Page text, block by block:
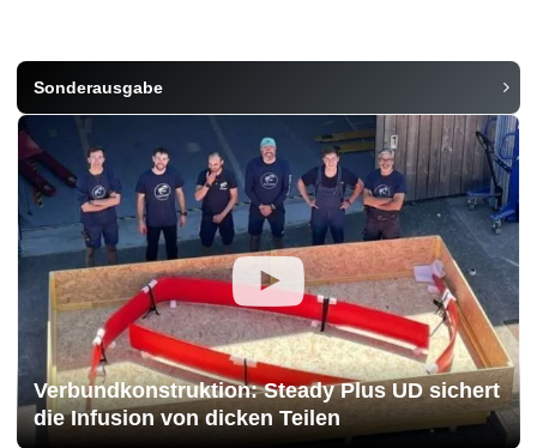
Sonderausgabe
Verbundkonstruktion: Steady Plus UD sichert
die Infusion von dicken Teilen